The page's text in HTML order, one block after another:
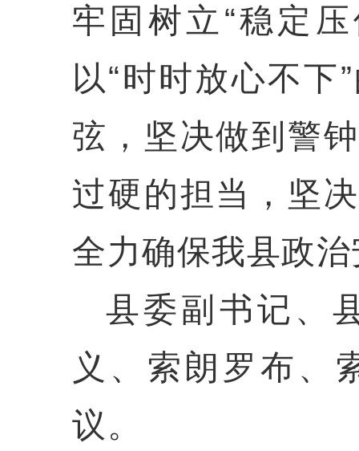
牢固树立“稳定
以“时时放心不下
弦，坚决做到警
过硬的担当，坚
全力确保我县政
县委副书记、
义、索朗罗布、
议。